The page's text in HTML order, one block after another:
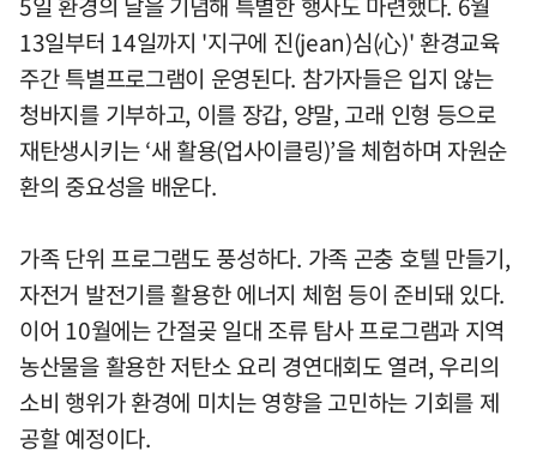
13일부터 14일까지 '지구에 진(jean)심(心)' 환경교육
주간 특별프로그램이 운영된다. 참가자들은 입지 않는
청바지를 기부하고, 이를 장갑, 양말, 고래 인형 등으로
재탄생시키는 ‘새 활용(업사이클링)’을 체험하며 자원순
환의 중요성을 배운다.
가족 단위 프로그램도 풍성하다. 가족 곤충 호텔 만들기,
자전거 발전기를 활용한 에너지 체험 등이 준비돼 있다.
이어 10월에는 간절곶 일대 조류 탐사 프로그램과 지역
농산물을 활용한 저탄소 요리 경연대회도 열려, 우리의
소비 행위가 환경에 미치는 영향을 고민하는 기회를 제
공할 예정이다.